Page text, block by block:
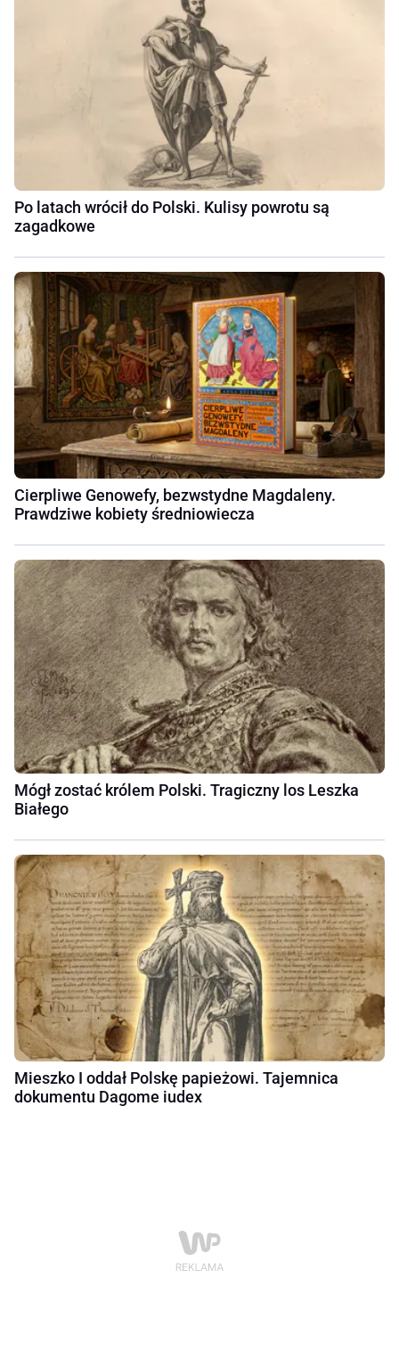
Po latach wrócił do Polski. Kulisy powrotu są
zagadkowe
Cierpliwe Genowefy, bezwstydne Magdaleny.
Prawdziwe kobiety średniowiecza
Mógł zostać królem Polski. Tragiczny los Leszka
Białego
Mieszko I oddał Polskę papieżowi. Tajemnica
dokumentu Dagome iudex